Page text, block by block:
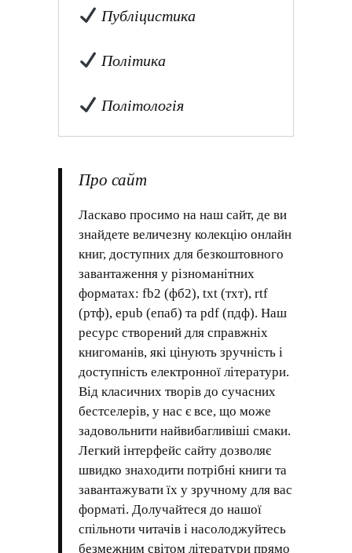
Публіцистика
Політика
Політологія
Про сайт
Ласкаво просимо на наш сайт, де ви
знайдете величезну колекцію онлайн
книг, доступних для безкоштовного
завантаження у різноманітних
форматах: fb2 (фб2), txt (тхт), rtf
(ртф), epub (епаб) та pdf (пдф). Наш
ресурс створений для справжніх
книгоманів, які цінують зручність і
доступність електронної літератури.
Від класичних творів до сучасних
бестселерів, у нас є все, що може
задовольнити найвибагливіші смаки.
Легкий інтерфейс сайту дозволяє
швидко знаходити потрібні книги та
завантажувати їх у зручному для вас
форматі. Долучайтеся до нашої
спільноти читачів і насолоджуйтесь
безмежним світом літератури прямо